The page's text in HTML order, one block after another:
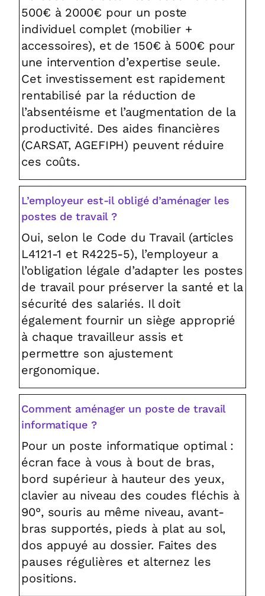
500€ à 2000€ pour un poste
individuel complet (mobilier +
accessoires), et de 150€ à 500€ pour
une intervention d’expertise seule.
Cet investissement est rapidement
rentabilisé par la réduction de
l’absentéisme et l’augmentation de la
productivité. Des aides financières
(CARSAT, AGEFIPH) peuvent réduire
ces coûts.
L’employeur est-il obligé d’aménager les
postes de travail ?
Oui, selon le Code du Travail (articles
L4121-1 et R4225-5), l’employeur a
l’obligation légale d’adapter les postes
de travail pour préserver la santé et la
sécurité des salariés. Il doit
également fournir un siège approprié
à chaque travailleur assis et
permettre son ajustement
ergonomique.
Comment aménager un poste de travail
informatique ?
Pour un poste informatique optimal :
écran face à vous à bout de bras,
bord supérieur à hauteur des yeux,
clavier au niveau des coudes fléchis à
90°, souris au même niveau, avant-
bras supportés, pieds à plat au sol,
dos appuyé au dossier. Faites des
pauses régulières et alternez les
positions.